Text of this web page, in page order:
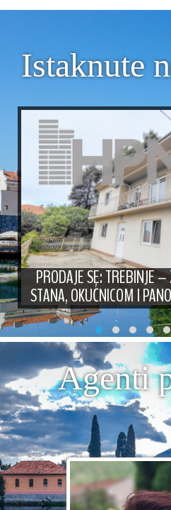
Istaknute
PRODAJE SE: TREBINJE
STANA, OKUĆNICOM I
Agenti